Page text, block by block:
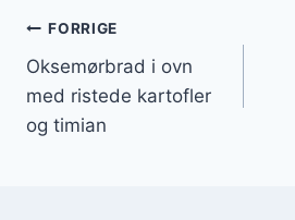
Indlægsnavigation
FORRIGE
Oksemørbrad i ovn
med ristede kartofler
og timian